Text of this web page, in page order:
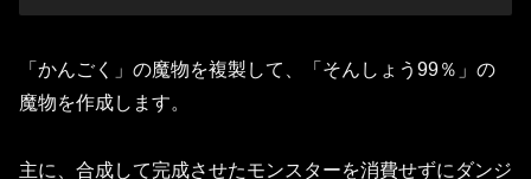
「かんごく」の魔物を複製して、「そんしょう99％」の
魔物を作成します。
主に、合成して完成させたモンスターを消費せずにダンジ